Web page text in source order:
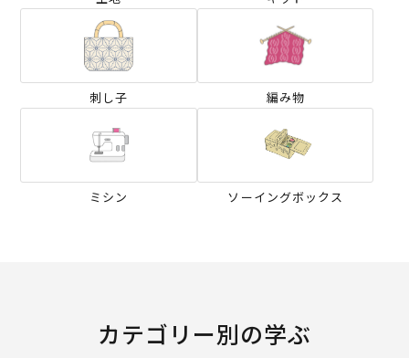
刺し子 編み物
ミシン ソーイングボックス
カテゴリー別の学ぶ